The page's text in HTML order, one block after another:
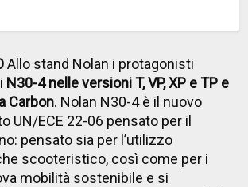
Allo stand Nolan i protagonisti
N30-4 nelle versioni T, VP, XP e TP e
Carbon. Nolan N30-4 è il nuovo
UN/ECE 22-06 pensato per il
pensato sia per l’utilizzo
scooteristico, così come per i
mobilità sostenibile e si